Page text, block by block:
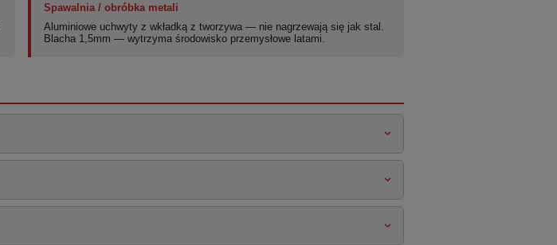
Spawalnia / obróbka metali
Aluminiowe uchwyty z wkładką z tworzywa — nie nagrzewają się jak stal.
Blacha 1,5mm — wytrzyma środowisko przemysłowe latami.